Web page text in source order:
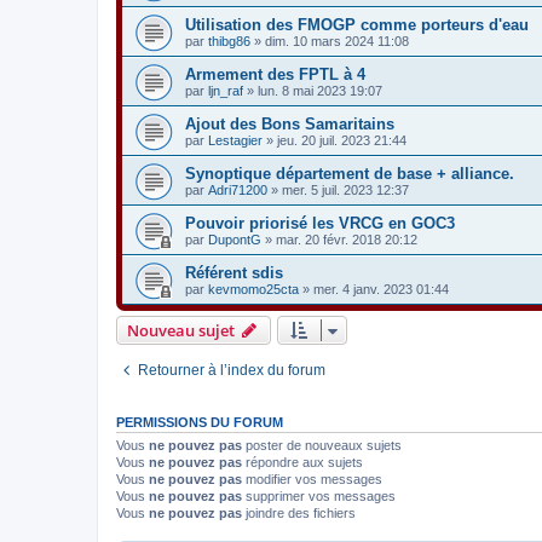
Utilisation des FMOGP comme porteurs d'eau
par thibg86 » dim. 10 mars 2024 11:08
Armement des FPTL à 4
par ljn_raf » lun. 8 mai 2023 19:07
Ajout des Bons Samaritains
par Lestagier » jeu. 20 juil. 2023 21:44
Synoptique département de base + alliance.
par Adri71200 » mer. 5 juil. 2023 12:37
Pouvoir priorisé les VRCG en GOC3
par DupontG » mar. 20 févr. 2018 20:12
Référent sdis
par kevmomo25cta » mer. 4 janv. 2023 01:44
Nouveau sujet
Retourner à l’index du forum
PERMISSIONS DU FORUM
Vous ne pouvez pas poster de nouveaux sujets
Vous ne pouvez pas répondre aux sujets
Vous ne pouvez pas modifier vos messages
Vous ne pouvez pas supprimer vos messages
Vous ne pouvez pas joindre des fichiers